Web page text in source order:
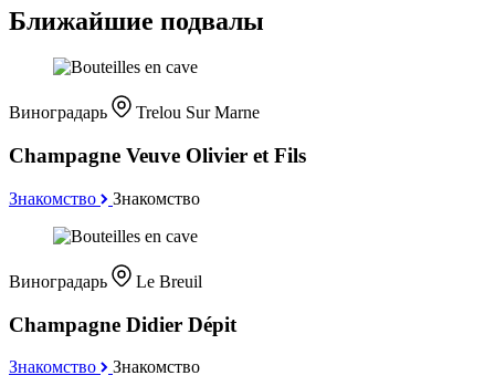
Ближайшие подвалы
Виноградарь Trelou Sur Marne
Champagne Veuve Olivier et Fils
Знакомство Знакомство
Виноградарь Le Breuil
Champagne Didier Dépit
Знакомство Знакомство